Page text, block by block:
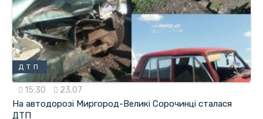
ДТП
15:30 23.07
На автодорозі Миргород-Великі Сорочинці сталася
ДТП